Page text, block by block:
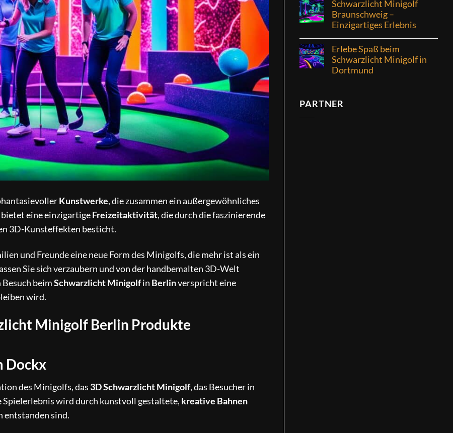
Kunstwerke, die zusammen ein außergewöhnliches
bietet eine einzigartigeFreizeitaktivität, die durch die faszinierende
3D-Kunsteffekten besticht.
und Freunde eine neue Form des Minigolfs, die mehr ist als ein
Sie sich verzaubern und von der handbemalten 3D-Welt
beimSchwarzlicht Minigolfin Berlinverspricht eine
wird.
Minigolf Berlin Produkte
Dockx
des Minigolfs, das 3D Schwarzlicht Minigolf, das Besucher in
Spielerlebnis wird durch kunstvoll gestaltete, kreative Bahnen
entstanden sind.
Schwarzlicht Minigolf
Braunschweig –
Einzigartiges Erlebnis
Erlebe Spaß beim
Schwarzlicht Minigolf in
Dortmund
PARTNER